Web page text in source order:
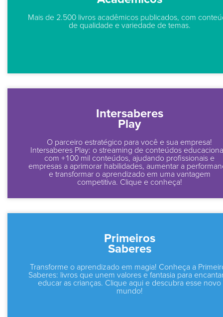
Mais de 2.500 livros acadêmicos publicados, com
de qualidade e variedade de temas.
Intersaberes
Play
O parceiro estratégico para você e sua empresa!
Intersaberes Play: o streaming de conteúdos
com +100 mil conteúdos, ajudando profissionais e
empresas a aprimorar habilidades, aumentar a
e transformar o aprendizado em uma vantagem
competitiva. Clique e conheça!
Primeiros
Saberes
Transforme o aprendizado em magia! Conheça a
Saberes: livros que unem valores e fantasia para
educar as crianças. Clique aqui e descubra esse novo
mundo!